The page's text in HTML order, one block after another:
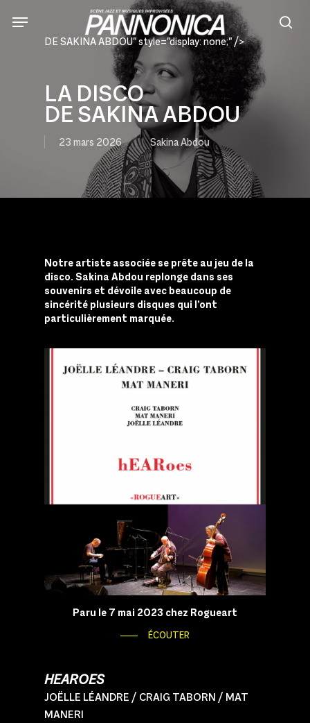
DE SAKINA ABDOU" style="display: none;" />
LA DISCO
DE SAKINA ABDOU
23 mars 2026 Sakina Abdou
Notre artiste associée se prête au jeu de la
disco. Sakina Abdou replonge dans ses
souvenirs et dévoile avec beaucoup de
sincérité plusieurs disques qui l’ont
particulièrement marquée.
Paru le 7 mai 2023 chez Rogueart
ÉCOUTER
HEAROES
JOËLLE LÉANDRE / CRAIG TABORN / MAT
MANERI